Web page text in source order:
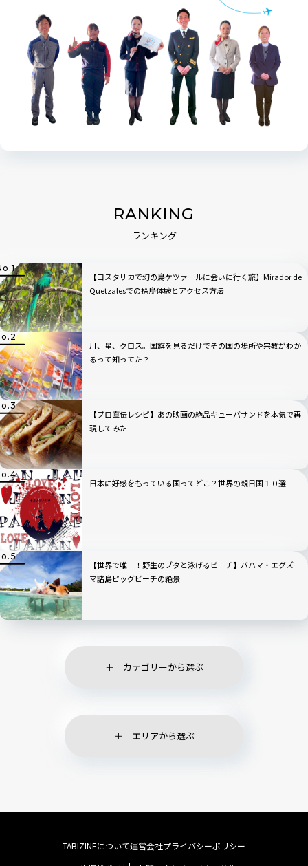
RANKING
ランキング
【コスタリカで幻の鳥ケツァールに会いに行く旅】Mirador de
Quetzalesでの探鳥体験とアクセス方法
月、星、クロス。国旗を見るだけでその国の場所や宗教がわか
るって知ってた？
【プロ直伝レシピ】あの映画の絶品キューバサンドを本気で再
現してみた
日本に好感をもっている国ってどこ？世界の親日国１０選
【世界で唯一！野生のブタと泳げるビーチ】バハマ・エグズー
マ諸島ピッグビーチの絶景
カテゴリーから選ぶ
エリアから選ぶ
TABIZINEについて運営会社プライバシーポリシー